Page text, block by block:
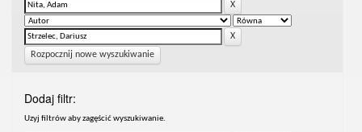
Rozpocznij nowe wyszukiwanie
Dodaj filtr:
Uzyj filtrów aby zagęścić wyszukiwanie.